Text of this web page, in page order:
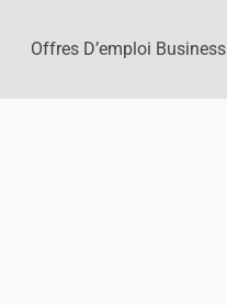
Offres D’emploi Business